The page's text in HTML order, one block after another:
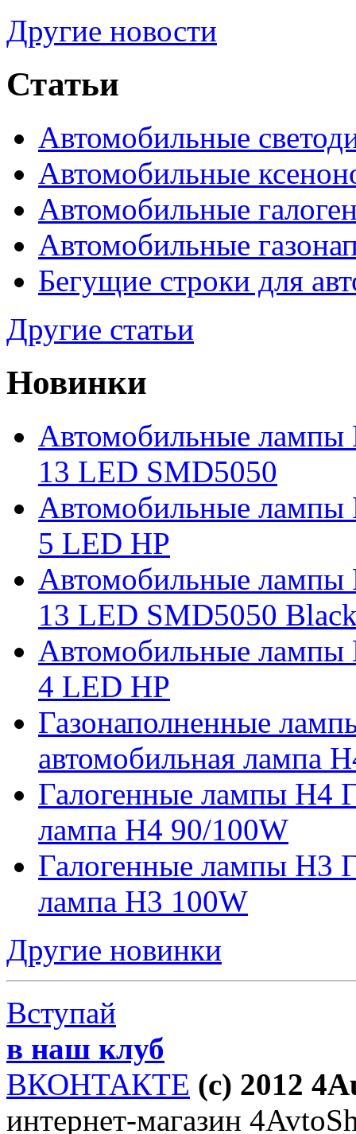
Другие новости
Статьи
Автомобильные
Автомобильные
Автомобильные
Автомобильные
Бегущие строки для
Другие статьи
Новинки
Автомобильные лампы
13 LED SMD5050
Автомобильные лампы
5 LED HP
Автомобильные лампы
13 LED SMD5050
Автомобильные лампы
4 LED HP
Газонаполненные
автомобильная лампа
Галогенные лампы H4
лампа H4 90/100W
Галогенные лампы H3
лампа H3 100W
Другие новинки
Вступай
в наш клуб
ВКОНТАКТЕ (c) 2012
интернет-магазин